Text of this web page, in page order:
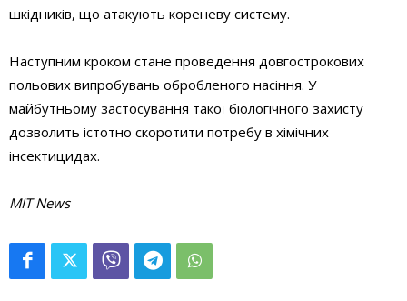
шкідників, що атакують кореневу систему.
Наступним кроком стане проведення довгострокових
польових випробувань обробленого насіння. У
майбутньому застосування такої біологічного захисту
дозволить істотно скоротити потребу в хімічних
інсектицидах.
MIT News